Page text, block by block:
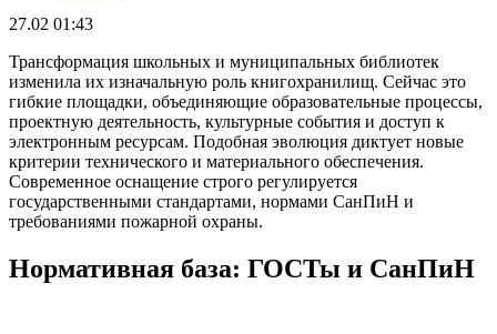
27.02 01:43
Трансформация школьных и муниципальных библиотек
изменила их изначальную роль книгохранилищ. Сейчас это
гибкие площадки, объединяющие образовательные процессы,
проектную деятельность, культурные события и доступ к
электронным ресурсам. Подобная эволюция диктует новые
критерии технического и материального обеспечения.
Современное оснащение строго регулируется
государственными стандартами, нормами СанПиН и
требованиями пожарной охраны.
Нормативная база: ГОСТы и СанПиН